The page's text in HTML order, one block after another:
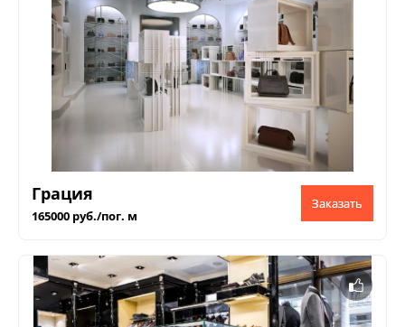
Грация
165000 руб./пог. м
Заказать